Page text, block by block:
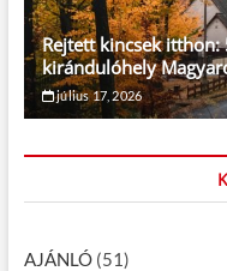
Rejtett kincsek
kirándulóhely
július 17, 2026
AJÁNLÓ(51)